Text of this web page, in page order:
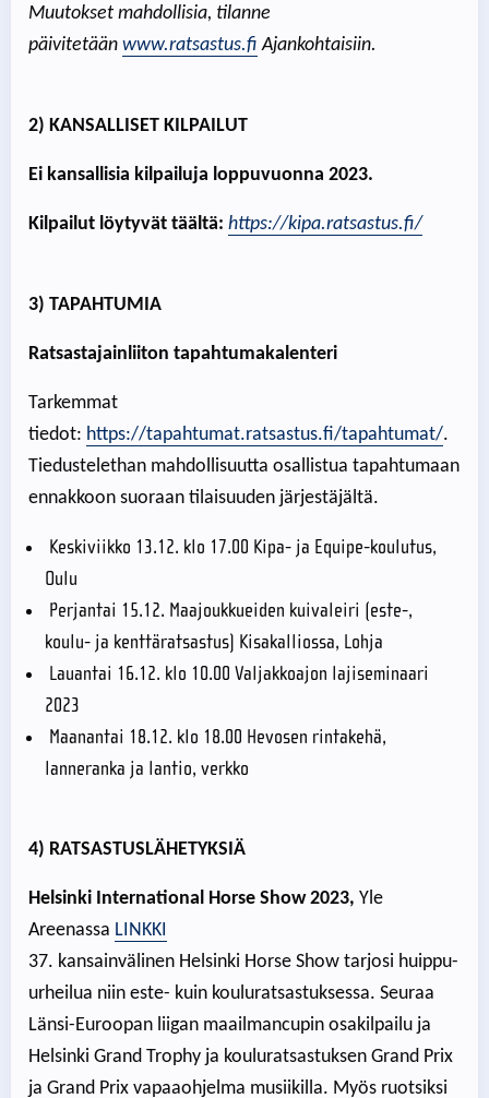
Muutokset mahdollisia, tilanne
päivitetään www.ratsastus.fi Ajankohtaisiin.
2) KANSALLISET KILPAILUT
Ei kansallisia kilpailuja loppuvuonna 2023.
Kilpailut löytyvät täältä: https://kipa.ratsastus.fi/
3) TAPAHTUMIA
Ratsastajainliiton tapahtumakalenteri
Tarkemmat
tiedot: https://tapahtumat.ratsastus.fi/tapahtumat/.
Tiedustelethan mahdollisuutta osallistua tapahtumaan
ennakkoon suoraan tilaisuuden järjestäjältä.
Keskiviikko 13.12. klo 17.00 Kipa- ja Equipe-koulutus,
Oulu
Perjantai 15.12. Maajoukkueiden kuivaleiri (este-,
koulu- ja kenttäratsastus) Kisakalliossa, Lohja
Lauantai 16.12. klo 10.00 Valjakkoajon lajiseminaari
2023
Maanantai 18.12. klo 18.00 Hevosen rintakehä,
lanneranka ja lantio, verkko
4) RATSASTUSLÄHETYKSIÄ
Helsinki International Horse Show 2023, Yle
Areenassa LINKKI
37. kansainvälinen Helsinki Horse Show tarjosi huippu-
urheilua niin este- kuin kouluratsastuksessa. Seuraa
Länsi-Euroopan liigan maailmancupin osakilpailu ja
Helsinki Grand Trophy ja kouluratsastuksen Grand Prix
ja Grand Prix vapaaohjelma musiikilla. Myös ruotsiksi